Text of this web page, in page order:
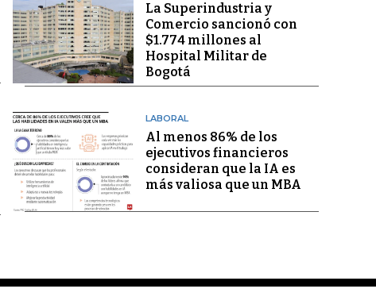
La Superindustria y
Comercio sancionó con
$1.774 millones al
Hospital Militar de
Bogotá
LABORAL
Al menos 86% de los
ejecutivos financieros
consideran que la IA es
más valiosa que un MBA